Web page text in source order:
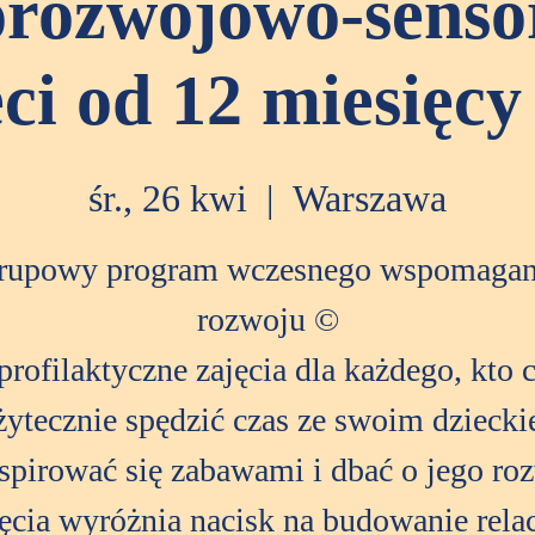
od 12
śr., 26 kwi
  |
Warszawa
program wczesnego
rozwoju ©
zajęcia dla każdego, kto
spędzić czas ze swoim
się zabawami i dbać o jego